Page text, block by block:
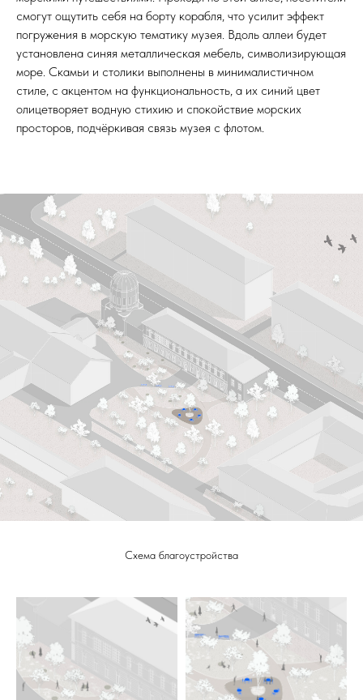
смогут ощутить себя на борту корабля, что усилит эффект
погружения в морскую тематику музея. Вдоль аллеи будет
установлена синяя металлическая мебель, символизирующая
море. Скамьи и столики выполнены в минималистичном
стиле, с акцентом на функциональность, а их синий цвет
олицетворяет водную стихию и спокойствие морских
просторов, подчёркивая связь музея с флотом.
Схема благоустройства